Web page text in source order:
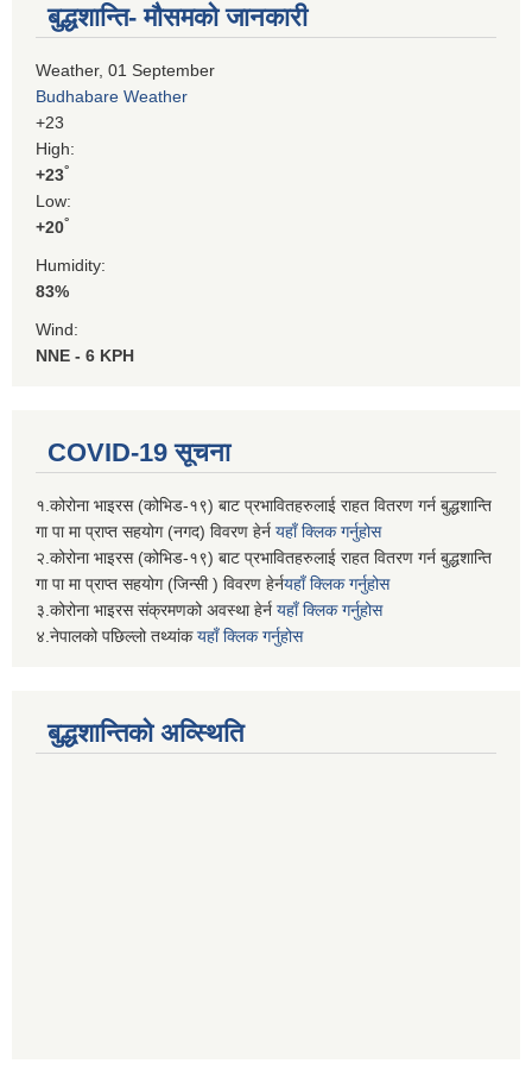
बुद्धशान्ति- मौसमको जानकारी
Weather, 01 September
Budhabare Weather
+23
High:
+23°
Low:
+20°
Humidity:
83%
Wind:
NNE - 6 KPH
COVID-19 सूचना
१.कोरोना भाइरस (कोभिड-१९) बाट प्रभावितहरुलाई राहत वितरण गर्न बुद्धशान्ति
गा पा मा प्राप्त सहयोग (नगद) विवरण हेर्न यहाँ क्लिक गर्नुहोस
२.कोरोना भाइरस (कोभिड-१९) बाट प्रभावितहरुलाई राहत वितरण गर्न बुद्धशान्ति
गा पा मा प्राप्त सहयोग (जिन्सी ) विवरण हेर्नयहाँ क्लिक गर्नुहोस
३.कोरोना भाइरस संक्रमणको अवस्था हेर्न यहाँ क्लिक गर्नुहोस
४.नेपालको पछिल्लो तथ्यांकयहाँ क्लिक गर्नुहोस
बुद्धशान्तिको अव्स्थिति